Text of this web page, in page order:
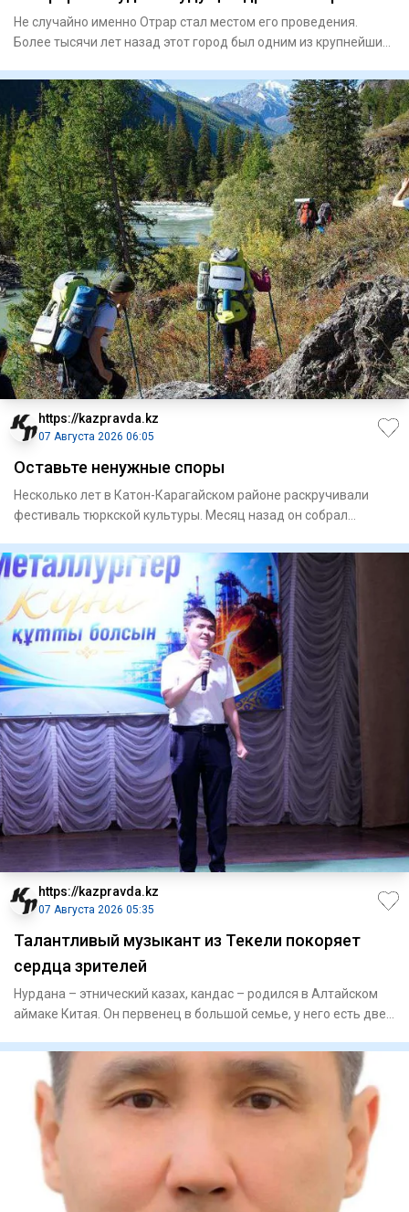
Не случайно именно Отрар стал местом его проведения.
Более тысячи лет назад этот город был одним из крупнейших
https://kazpravda.kz
07 Августа 2026 06:05
Оставьте ненужные споры
Несколько лет в Катон-Карагайском районе раскручивали
фестиваль тюркской культуры. Месяц назад он собрал
https://kazpravda.kz
07 Августа 2026 05:35
Талантливый музыкант из Текели покоряет
сердца зрителей
Нурдана – этнический казах, кандас – родился в Алтайском
аймаке Китая. Он первенец в большой семье, у него есть две